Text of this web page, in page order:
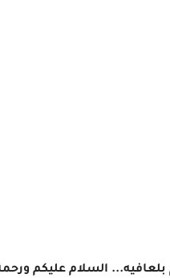
السلام عليكم ورحمة